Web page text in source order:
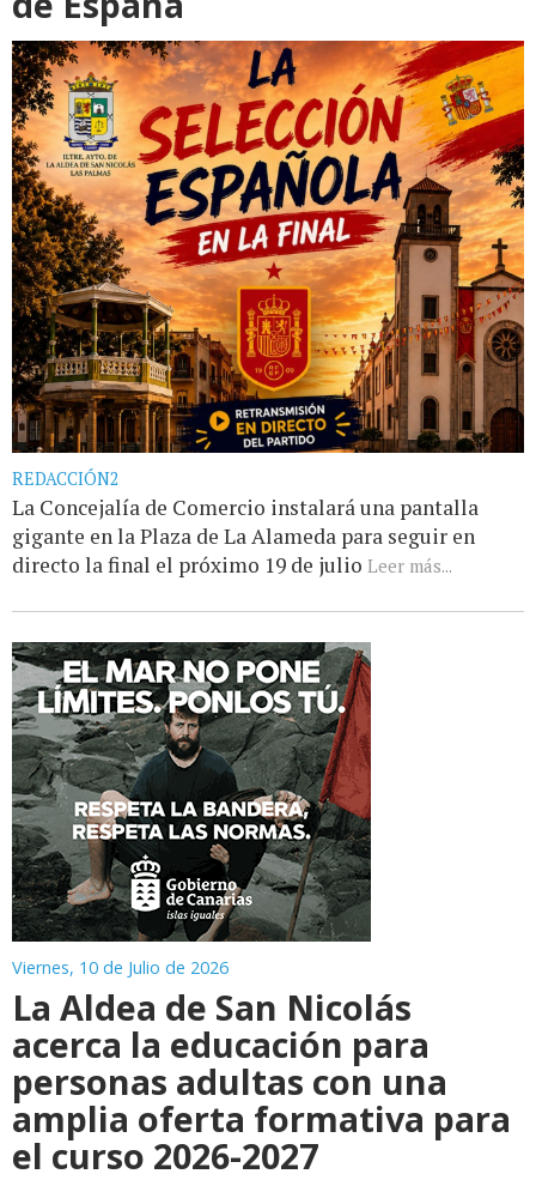
REDACCIÓN2
La Concejalía de Comercio instalará una pantalla
gigante en la Plaza de La Alameda para seguir en
directo la final el próximo 19 de julio Leer más...
Viernes, 10 de Julio de 2026
La Aldea de San Nicolás
acerca la educación para
personas adultas con una
amplia oferta formativa para
el curso 2026-2027